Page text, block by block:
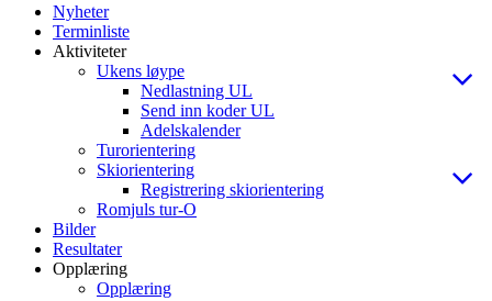
Nyheter
Terminliste
Aktiviteter
Ukens løype
Nedlastning UL
Send inn koder UL
Adelskalender
Turorientering
Skiorientering
Registrering skiorientering
Romjuls tur-O
Bilder
Resultater
Opplæring
Opplæring